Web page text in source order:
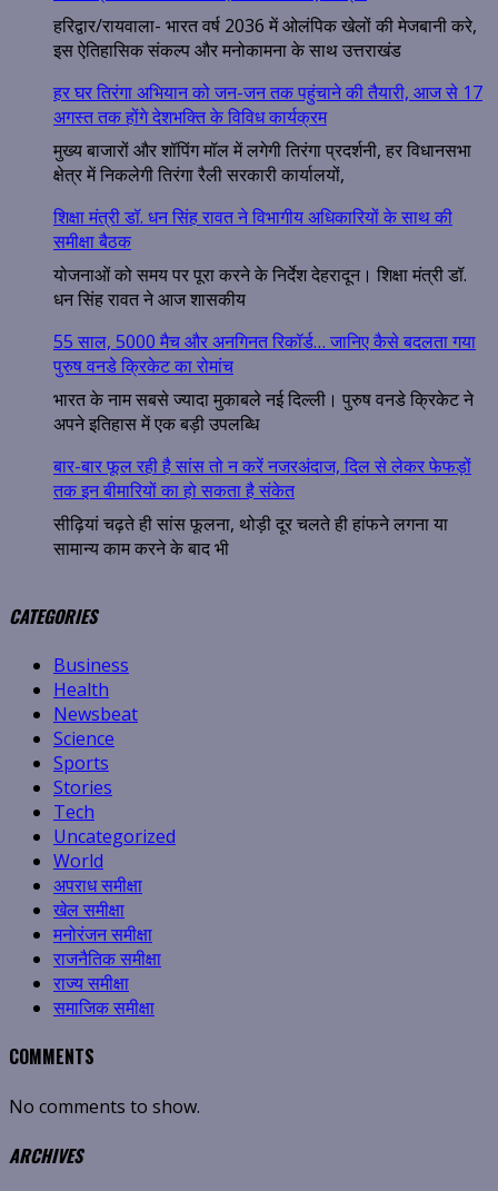
हरिद्वार/रायवाला- भारत वर्ष 2036 में ओलंपिक खेलों की मेजबानी करे,
इस ऐतिहासिक संकल्प और मनोकामना के साथ उत्तराखंड
हर घर तिरंगा अभियान को जन-जन तक पहुंचाने की तैयारी, आज से 17
अगस्त तक होंगे देशभक्ति के विविध कार्यक्रम
मुख्य बाजारों और शॉपिंग मॉल में लगेगी तिरंगा प्रदर्शनी, हर विधानसभा
क्षेत्र में निकलेगी तिरंगा रैली सरकारी कार्यालयों,
शिक्षा मंत्री डॉ. धन सिंह रावत ने विभागीय अधिकारियों के साथ की
समीक्षा बैठक
योजनाओं को समय पर पूरा करने के निर्देश देहरादून। शिक्षा मंत्री डॉ.
धन सिंह रावत ने आज शासकीय
55 साल, 5000 मैच और अनगिनत रिकॉर्ड… जानिए कैसे बदलता गया
पुरुष वनडे क्रिकेट का रोमांच
भारत के नाम सबसे ज्यादा मुकाबले नई दिल्ली। पुरुष वनडे क्रिकेट ने
अपने इतिहास में एक बड़ी उपलब्धि
बार-बार फूल रही है सांस तो न करें नजरअंदाज, दिल से लेकर फेफड़ों
तक इन बीमारियों का हो सकता है संकेत
सीढ़ियां चढ़ते ही सांस फूलना, थोड़ी दूर चलते ही हांफने लगना या
सामान्य काम करने के बाद भी
CATEGORIES
Business
Health
Newsbeat
Science
Sports
Stories
Tech
Uncategorized
World
अपराध समीक्षा
खेल समीक्षा
मनोरंजन समीक्षा
राजनैतिक समीक्षा
राज्य समीक्षा
समाजिक समीक्षा
COMMENTS
No comments to show.
ARCHIVES